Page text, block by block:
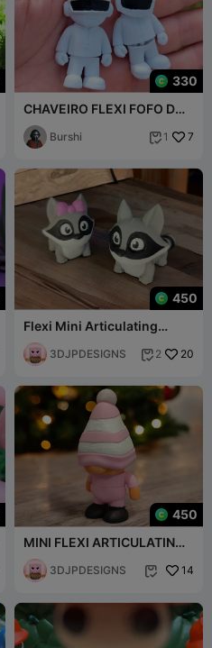
330
CHAVEIRO FLEXI FOFO DO
DAFT PUNK IMPRESSÃO NO
LOCALBurshi  1 7
450
Flexi Mini Articulating
Racoon
3DJPDESIGNS  2 20
450
MINI FLEXI ARTICULATING
BABY GNOME ( SUPPORT
FREE )3DJPDESIGNS  14